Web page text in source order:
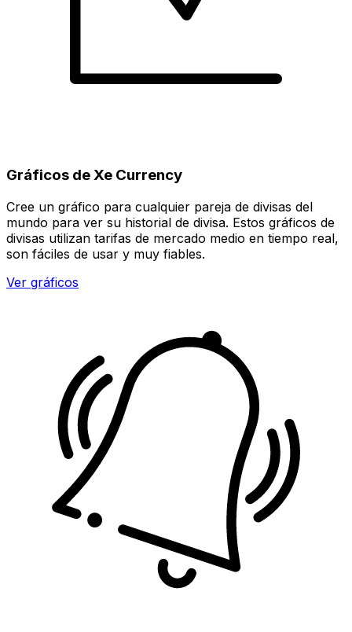
Gráficos de Xe Currency
Cree un gráfico para cualquier pareja de divisas del
mundo para ver su historial de divisa. Estos gráficos de
divisas utilizan tarifas de mercado medio en tiempo real,
son fáciles de usar y muy fiables.
Ver gráficos